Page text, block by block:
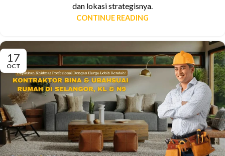
dan lokasi strategisnya.
CONTINUE READING
17
OCT